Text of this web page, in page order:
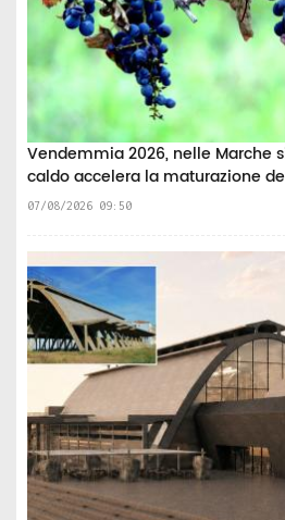
Vendemmia 2026, nelle Marche
caldo accelera la maturazione
07/08/2026 09:50